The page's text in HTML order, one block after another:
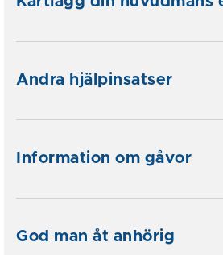
Andra hjälpinsatser
Information om gåvor
God man åt anhörig